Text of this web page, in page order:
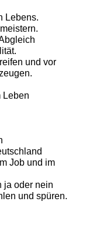
Lebens.
und vor
Leben
Job und im
ja oder nein
und spüren.